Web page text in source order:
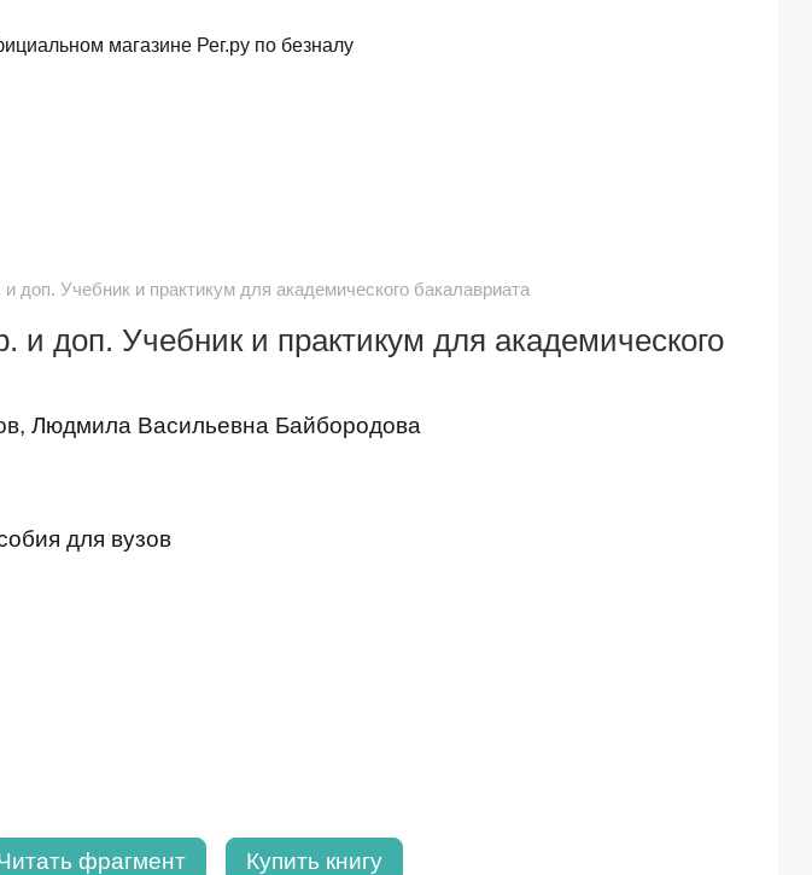
магазине Рег.ру по безналу
доп. Учебник и практикум для академического бакалавриата
и доп. Учебник и практикум для академического
Людмила Васильевна Байбородова
для вузов
фрагмент Купить книгу